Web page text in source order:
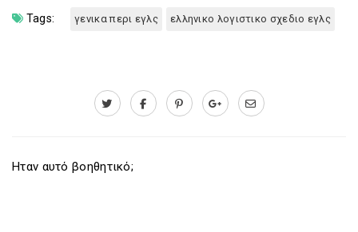
Tags: γενικα περι εγλς ελληνικο λογιστικο σχεδιο εγλς
Ηταν αυτό βοηθητικό;